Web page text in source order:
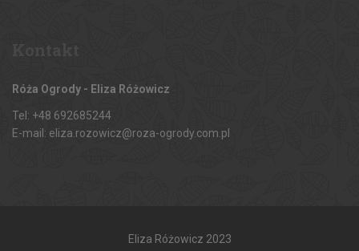
Róża Ogrody - Eliza Różowicz
Tel: +48 692685244
E-mail: eliza.rozowicz@roza-ogrody.com.pl
Eliza Różowicz 2023